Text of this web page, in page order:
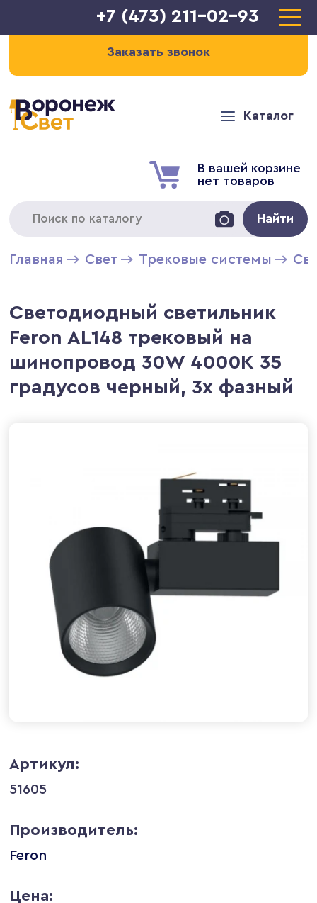
+7 (473) 211-02-93
Заказать звонок
Каталог
В вашей корзине
нет товаров
Найти
Главная Свет Трековые системы
Светодиодный светильник
Feron AL148 трековый на
шинопровод 30W 4000K 35
градусов черный, 3х фазный
Артикул:
51605
Производитель:
Feron
Цена: